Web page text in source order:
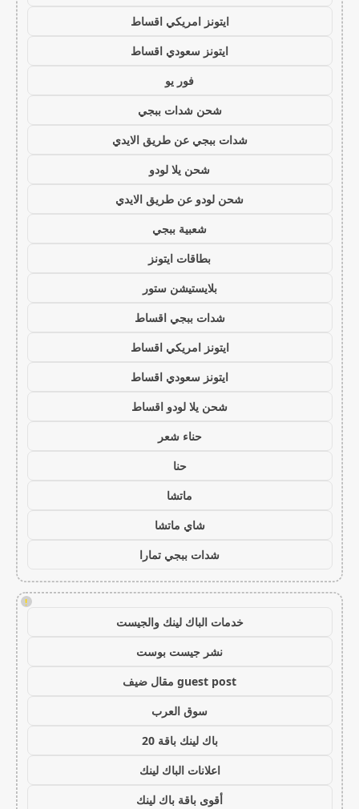
ايتونز امريكي اقساط
ايتونز سعودي اقساط
فور يو
شحن شدات ببجي
شدات ببجي عن طريق الايدي
شحن يلا لودو
شحن لودو عن طريق الايدي
شعبية ببجي
بطاقات ايتونز
بلايستيشن ستور
شدات ببجي اقساط
ايتونز امريكي اقساط
ايتونز سعودي اقساط
شحن يلا لودو اقساط
حناء شعر
حنا
ماتشا
شاي ماتشا
شدات ببجي تمارا
!
خدمات الباك لينك والجيست
نشر جيست بوست
guest post مقال ضيف
سوق العرب
باك لينك باقة 20
اعلانات الباك لينك
أقوى باقة باك لينك